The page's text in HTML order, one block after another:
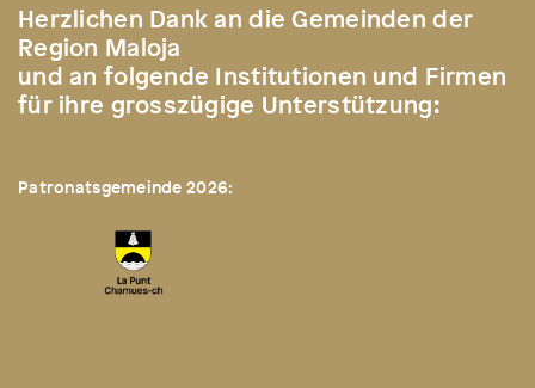
Herzlichen Dank an die Gemeinden der
Region Maloja
und an folgende Institutionen und Firmen
für ihre grosszügige Unterstützung:
Patronatsgemeinde 2026: